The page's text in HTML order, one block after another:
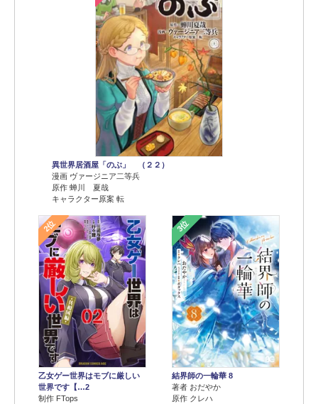
異世界居酒屋「のぶ」 （２２）
漫画 ヴァージニア二等兵
原作 蝉川 夏哉
キャラクター原案 転
2位
乙女ゲー世界はモブに厳しい
世界です【…2
制作 FTops
3位
結界師の一輪華 8
著者 おだやか
原作 クレハ